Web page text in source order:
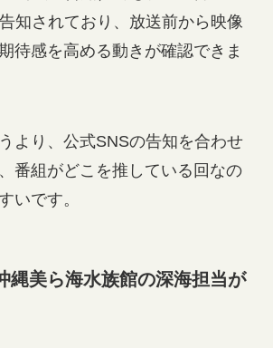
知されており、放送前から映像
待感を高める動きが確認できま
より、公式SNSの告知を合わせ
番組がどこを推している回なの
いです。
縄美ら海水族館の深海担当が